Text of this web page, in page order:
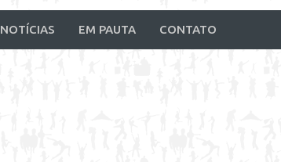
NOTÍCIAS EM PAUTA CONTATO